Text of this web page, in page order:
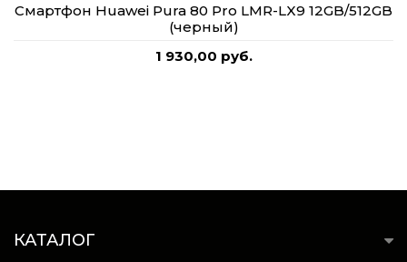
Смартфон Huawei Pura 80 Pro LMR-LX9 12GB/512GB
(черный)
1 930,00 руб.
КАТАЛОГ